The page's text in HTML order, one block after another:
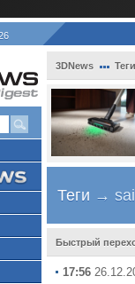
3DNews Теги
Теги →
Быстрый
17:56